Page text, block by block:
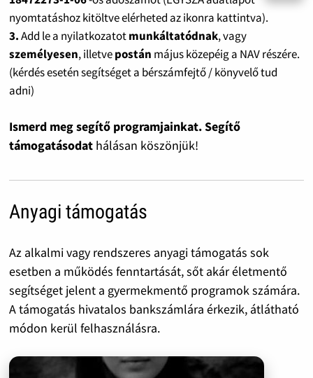
nyomtatáshoz kitöltve elérheted az ikonra kattintva).
3.Add le a nyilatkozatotmunkáltatódnak, vagy
személyesen, illetvepostán május közepéig a NAV részére.
(kérdés esetén segítséget a bérszámfejtő / könyvelő tud
adni)
Ismerd meg segítő programjainkat. Segítő
támogatásodat hálásan köszönjük!
Anyagi támogatás
Az alkalmi vagy rendszeres anyagi támogatás sok
esetben a működés fenntartását, sőt akár életmentő
segítséget jelent a gyermekmentő programok számára.
A támogatás hivatalos bankszámlára érkezik, átlátható
módon kerül felhasználásra.